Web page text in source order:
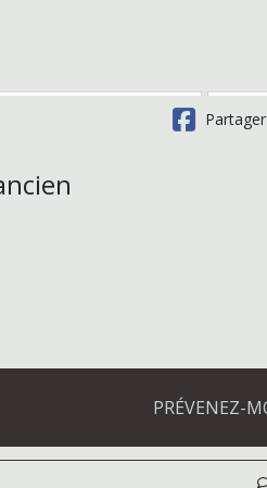
Partager
PRÉVENEZ-